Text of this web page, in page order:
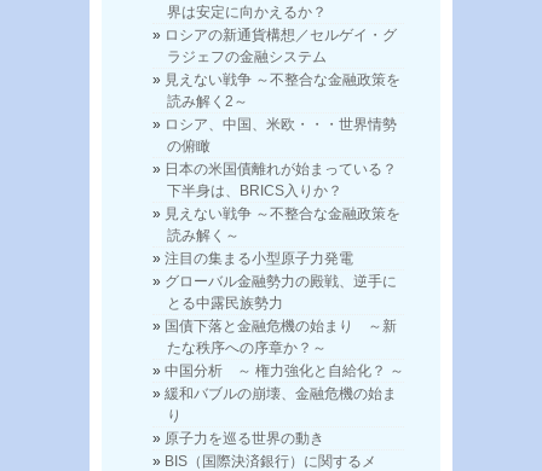
界は安定に向かえるか？
ロシアの新通貨構想／セルゲイ・グ
ラジェフの金融システム
見えない戦争 ～不整合な金融政策を
読み解く2～
ロシア、中国、米欧・・・世界情勢
の俯瞰
日本の米国債離れが始まっている？
下半身は、BRICS入りか？
見えない戦争 ～不整合な金融政策を
読み解く～
注目の集まる小型原子力発電
グローバル金融勢力の殿戦、逆手に
とる中露民族勢力
国債下落と金融危機の始まり ～新
たな秩序への序章か？～
中国分析 ～ 権力強化と自給化？ ～
緩和バブルの崩壊、金融危機の始ま
り
原子力を巡る世界の動き
BIS（国際決済銀行）に関するメ